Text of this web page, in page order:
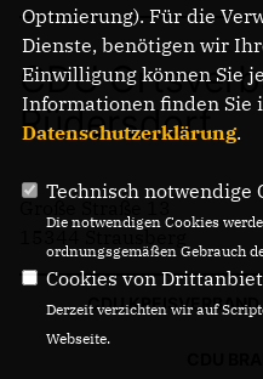
CDU
Rüdersdorf
15344 Strausberg
CDU
Optmierung). Für die
Dienste, benötigen wir
Einwilligung können Sie
Informationen finden Sie
Datenschutzerklärung.
Technisch notwendige
Die notwendigen Cookies
ordnungsgemäßen Gebrauch
Cookies von
Derzeit verzichten wir auf
Webseite.